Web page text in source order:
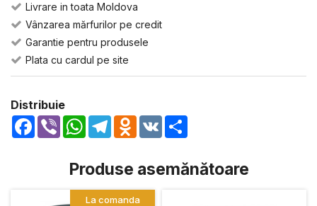
Livrare in toata Moldova
Vânzarea mărfurilor pe credit
Garantie pentru produsele
Plata cu cardul pe site
Distribuie
Facebook
Viber WhatsApp
TelegramOdnoklassniki
VK
Produse asemănătoare
La comanda